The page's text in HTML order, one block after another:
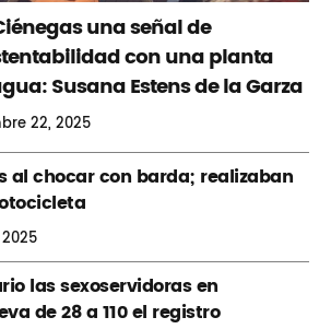
una señal de
con una planta
Susana Estens de la Garza
22, 2025
al chocar con barda; realizaban
las sexoservidoras en
de 28 a 110 el registro